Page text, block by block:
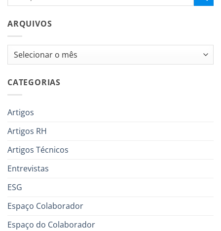
ARQUIVOS
Arquivos
CATEGORIAS
Artigos
Artigos RH
Artigos Técnicos
Entrevistas
ESG
Espaço Colaborador
Espaço do Colaborador